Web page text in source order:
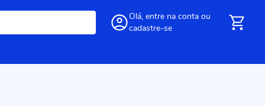
Olá, entre na conta ou
cadastre-se